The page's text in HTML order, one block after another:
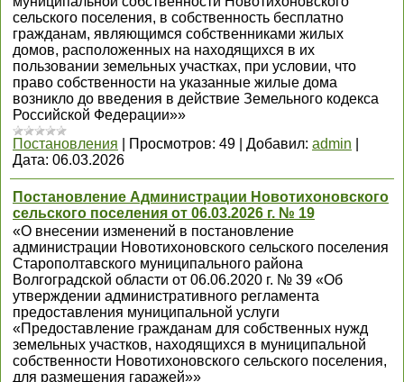
сельского поселения, в собственность бесплатно
гражданам, являющимся собственниками жилых
домов, расположенных на находящихся в их
пользовании земельных участках, при условии, что
право собственности на указанные жилые дома
возникло до введения в действие Земельного кодекса
Российской Федерации»»
Постановления
Просмотров: 49 Добавил: admin
Дата: 06.03.2026
Постановление Администрации Новотихоновского
сельского поселения от 06.03.2026 г. № 19
«О внесении изменений в постановление
администрации Новотихоновского сельского поселения
Старополтавского муниципального района
Волгоградской области от 06.06.2020 г. № 39 «Об
утверждении административного регламента
предоставления муниципальной услуги
«Предоставление гражданам для собственных нужд
земельных участков, находящихся в муниципальной
собственности Новотихоновского сельского поселения,
для размещения гаражей»»